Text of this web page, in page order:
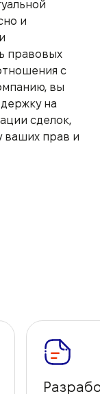
и
правовых
с
вы
на
сделок,
ваших прав и